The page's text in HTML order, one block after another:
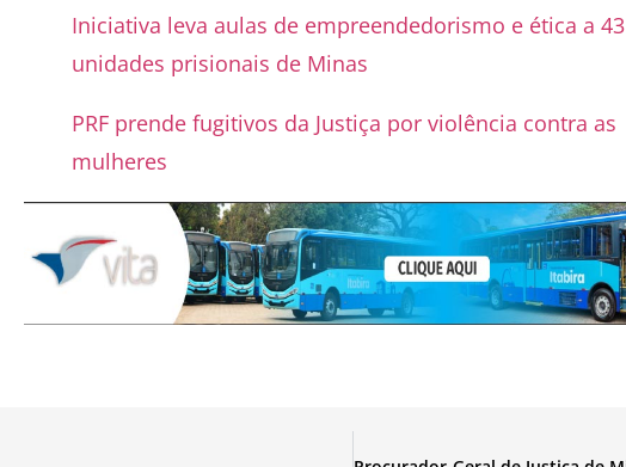
Iniciativa leva aulas de empreendedorismo e ética a 43
unidades prisionais de Minas
PRF prende fugitivos da Justiça por violência contra as
mulheres